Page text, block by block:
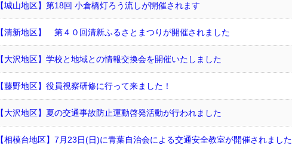
【城山地区】第18回 小倉橋灯ろう流しが開催されます
【清新地区】 第４０回清新ふるさとまつりが開催されました
【大沢地区】学校と地域との情報交換会を開催いたしました
【藤野地区】役員視察研修に行って来ました！
【大沢地区】夏の交通事故防止運動啓発活動が行われました
【相模台地区】7月23日(日)に青葉自治会による交通安全教室が開催されました